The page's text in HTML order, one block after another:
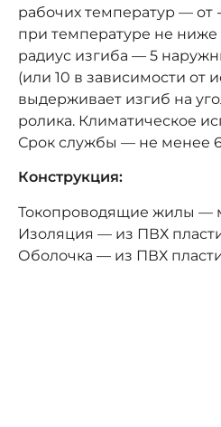
рабочих температур — от
при температуре не ниже
радиус изгиба — 5
(или 10 в зависимости от
выдерживает изгиб на
ролика. Климатическое
Срок службы — не менее 6
Конструкция:
Токопроводящие жилы —
Изоляция — из ПВХ
Оболочка — из ПВХ